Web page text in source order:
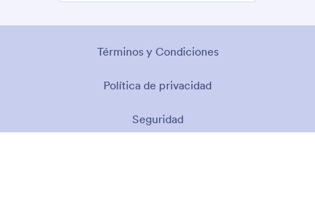
Términos y Condiciones
Política de privacidad
Seguridad